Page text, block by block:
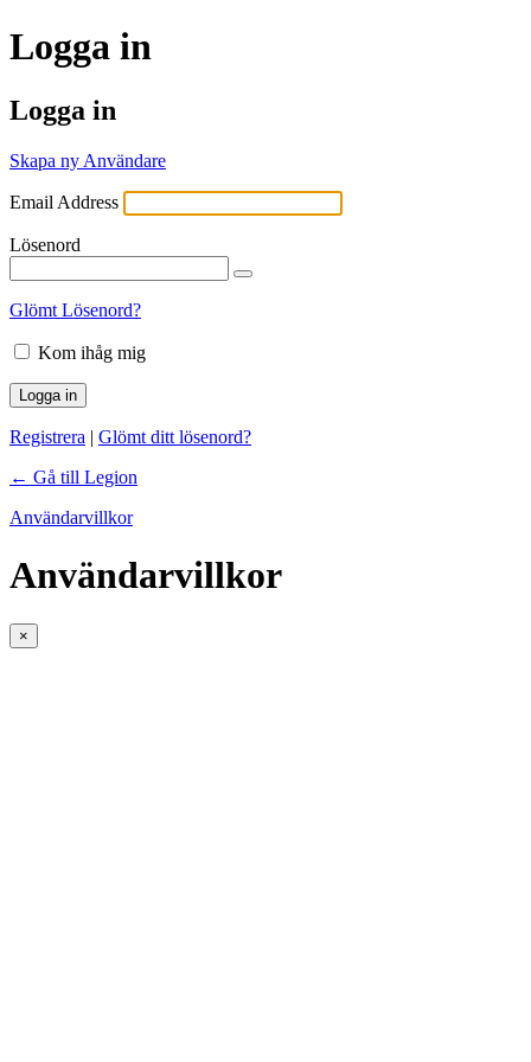
Logga in
Logga in
Skapa ny Användare
Email Address
Lösenord
Glömt Lösenord?
Kom ihåg mig
Registrera | Glömt ditt lösenord?
← Gå till Legion
Användarvillkor
Användarvillkor
×